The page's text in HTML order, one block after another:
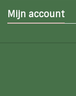
Mijn account